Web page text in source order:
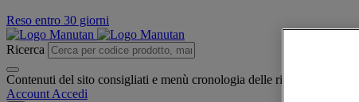
Reso entro 30 giorni
Ricerca
Contenuti del sito consigliati e menù cronologia delle ricerche
Account Accedi